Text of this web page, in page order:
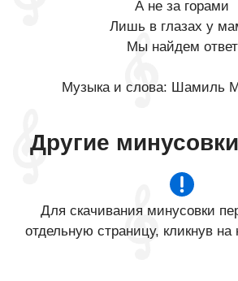
А не за горами
Лишь в глазах у
Мы найдем ответ
Музыка и слова: Шамиль
Другие
Для скачивания минусовки
отдельную страницу, кликнув на